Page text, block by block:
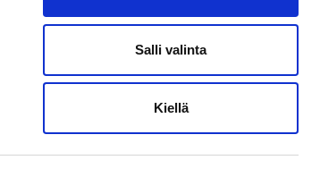
Salli valinta
Kiellä
VAASAN SPORT UUTISKIRJE